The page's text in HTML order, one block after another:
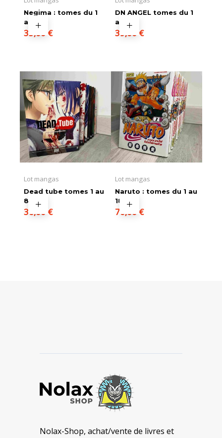
Negima : tomes du 1
au 10
35,00 €
DN ANGEL tomes du 1
au 11
39,00 €
Lot mangas
Dead tube tomes 1 au
8
36,00 €
Lot mangas
Naruto : tomes du 1 au
18
70,00 €
Nolax-Shop, achat/vente de livres et